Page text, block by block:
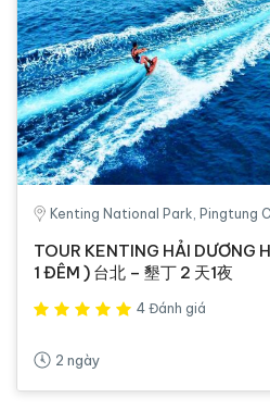
Kenting National Park, Pingtung
TOUR KENTING HẢI DƯƠNG
1 ĐÊM ) 台北 – 墾丁 2 天1夜
4 Đánh giá
2 ngày